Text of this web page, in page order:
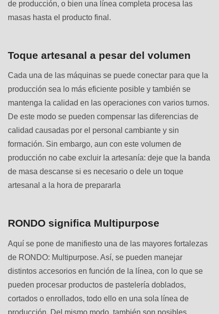
mb_substr():
null
to
parameter
#1
($string)
of
type
string
is
in
>Drupal\rondo_contact\
{closure}
()
(line
597
de producción, o bien una línea completa procesa las
masas hasta el producto final.
Toque artesanal a pesar del volumen
Cada una de las máquinas se puede conectar para que la
producción sea lo más eficiente posible y también se
mantenga la calidad en las operaciones con varios turnos.
De este modo se pueden compensar las diferencias de
calidad causadas por el personal cambiante y sin
formación. Sin embargo, aun con este volumen de
producción no cabe excluir la artesanía: deje que la banda
de masa descanse si es necesario o dele un toque
artesanal a la hora de prepararla
RONDO significa Multipurpose
Aquí se pone de manifiesto una de las mayores fortalezas
de RONDO: Multipurpose. Así, se pueden manejar
distintos accesorios en función de la línea, con lo que se
pueden procesar productos de pastelería doblados,
cortados o enrollados, todo ello en una sola línea de
producción. Del mismo modo, también son posibles